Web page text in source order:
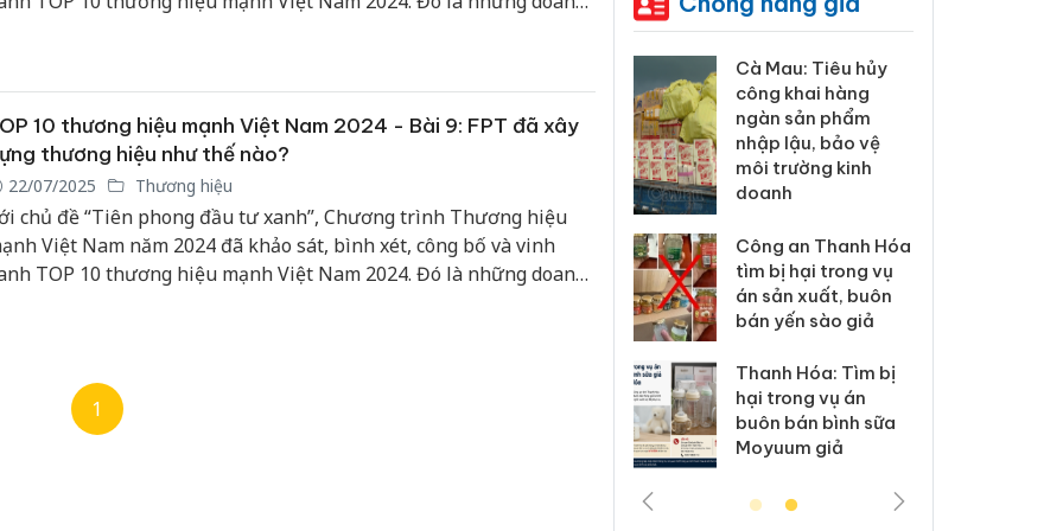
10 thương hiệu mạnh Việt Nam 2024 - Bài 9: FPT đã xây
thương hiệu như thế nào?
22/07/2025 Thương hiệu
chủ đề “Tiên phong đầu tư xanh”, Chương trình Thương hiệu
Việt Nam năm 2024 đã khảo sát, bình xét, công bố và vinh
TOP 10 thương hiệu mạnh Việt Nam 2024. Đó là những doanh
1
công khai hàng
ngàn sản phẩm
nhập lậu, bảo vệ
Công an Thanh Hóa
tìm bị hại trong vụ
Khẩn trương xác
minh, xử lý sản
phẩm Slimaura
Care x3 sử dụng
giấy phép giả mạo
vi phạm thương mại
trong tháng 7
kinh doanh bán
hàng giả mạo nhãn
hiệu Adidas, Nike